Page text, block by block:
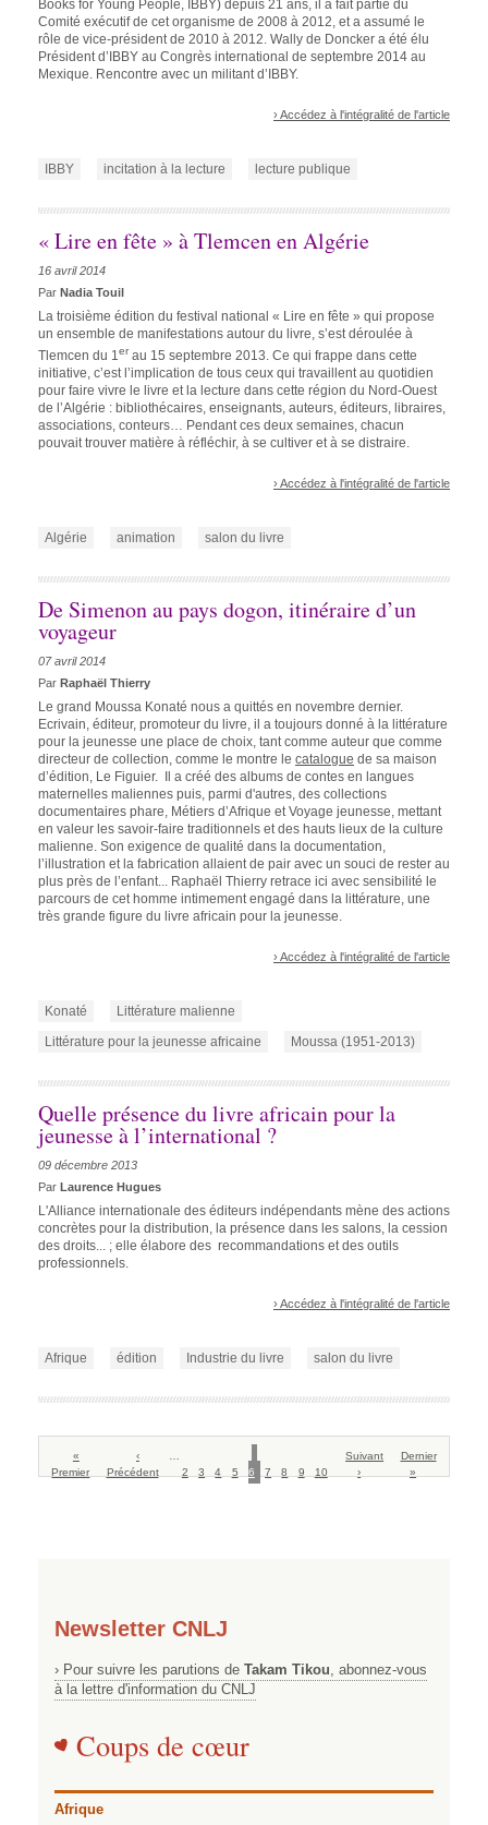
Books for Young People, IBBY) depuis 21 ans, il a fait partie du
Comité exécutif de cet organisme de 2008 à 2012, et a assumé le
rôle de vice-président de 2010 à 2012. Wally de Doncker a été élu
Président d’IBBY au Congrès international de septembre 2014 au
Mexique. Rencontre avec un militant d’IBBY.
› Accédez à l'intégralité de l'article
IBBY incitation à la lecture lecture publique
« Lire en fête » à Tlemcen en Algérie
16 avril 2014
Par Nadia Touil
La troisième édition du festival national « Lire en fête » qui propose
un ensemble de manifestations autour du livre, s’est déroulée à
Tlemcen du 1 erau 15 septembre 2013. Ce qui frappe dans cette
initiative, c’est l’implication de tous ceux qui travaillent au quotidien
pour faire vivre le livre et la lecture dans cette région du Nord-Ouest
de l’Algérie : bibliothécaires, enseignants, auteurs, éditeurs, libraires,
associations, conteurs… Pendant ces deux semaines, chacun
pouvait trouver matière à réfléchir, à se cultiver et à se distraire.
› Accédez à l'intégralité de l'article
Algérie animation salon du livre
De Simenon au pays dogon, itinéraire d’un
voyageur
07 avril 2014
Par Raphaël Thierry
Le grand Moussa Konaté nous a quittés en novembre dernier.
Ecrivain, éditeur, promoteur du livre, il a toujours donné à la littérature
pour la jeunesse une place de choix, tant comme auteur que comme
directeur de collection, comme le montre le catalogue de sa maison
d’édition, Le Figuier. Il a créé des albums de contes en langues
maternelles maliennes puis, parmi d'autres, des collections
documentaires phare, Métiers d’Afrique et Voyage jeunesse, mettant
en valeur les savoir-faire traditionnels et des hauts lieux de la culture
malienne. Son exigence de qualité dans la documentation,
l’illustration et la fabrication allaient de pair avec un souci de rester au
plus près de l’enfant... Raphaël Thierry retrace ici avec sensibilité le
parcours de cet homme intimement engagé dans la littérature, une
très grande figure du livre africain pour la jeunesse.
› Accédez à l'intégralité de l'article
Konaté
Littérature malienne
Littérature pour la jeunesse africaine
Moussa (1951-2013)
Quelle présence du livre africain pour la
jeunesse à l’international ?
09 décembre 2013
Par Laurence Hugues
L'Alliance internationale des éditeurs indépendants mène des actions
concrètes pour la distribution, la présence dans les salons, la cession
des droits... ; elle élabore des recommandations et des outils
professionnels.
› Accédez à l'intégralité de l'article
Afrique édition Industrie du livre salon du livre
Pagination
Première
page
«
Premier
Page
précédente
‹
Précédent
2
3
4
5
courante
6
7
8
9
Page
10
Page
suivante
Suivant
›
Dernière
page
Dernier
»
Newsletter CNLJ
› Pour suivre les parutions de Takam Tikou , abonnez-vous
à la lettre d'information du CNLJ
Coups de cœur
Afrique